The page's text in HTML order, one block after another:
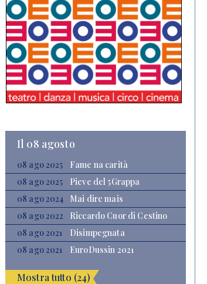
Il 08 agosto
08 ago 2025
Fame na carità
08 ago 2025
Pieve del 5Grappa
08 ago 2024
Mai dire mais
08 ago 2022
Riccardo Cuor di Cestino
08 ago 2021
Disimpegnata
08 ago 2021
EuroDussin 2021
Mostra tutto (24)